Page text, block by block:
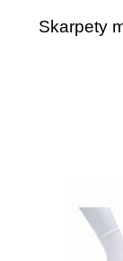
Skarpety